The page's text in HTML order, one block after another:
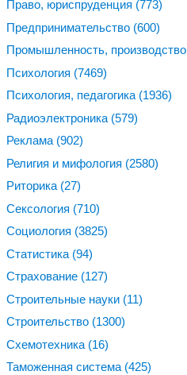
Право, юриспруденция (773)
Предпринимательство (600)
Промышленность, производство
Психология (7469)
Психология, педагогика (1936)
Радиоэлектроника (579)
Реклама (902)
Религия и мифология (2580)
Риторика (27)
Сексология (710)
Социология (3825)
Статистика (94)
Страхование (127)
Строительные науки (11)
Строительство (1300)
Схемотехника (16)
Таможенная система (425)